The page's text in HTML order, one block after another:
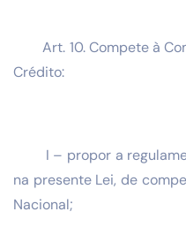
Art. 10. Compete à
Crédito:
I – propor a
na presente Lei, de
Nacional;